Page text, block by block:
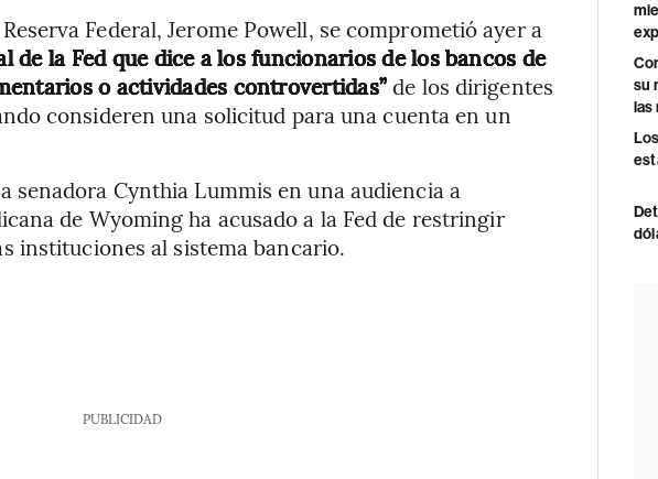
Federal, Jerome Powell, se comprometió ayer a
de la Fed que dice a los funcionarios de los bancos de
o actividades controvertidas”de los dirigentes
consideren una solicitud para una cuenta en un
senadora Cynthia Lummis en una audiencia a
de Wyoming ha acusado a la Fed de restringir
instituciones al sistema bancario.
PUBLICIDAD
su
las